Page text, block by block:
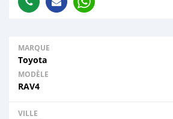
MARQUE
Toyota
MODÈLE
RAV4
VILLE